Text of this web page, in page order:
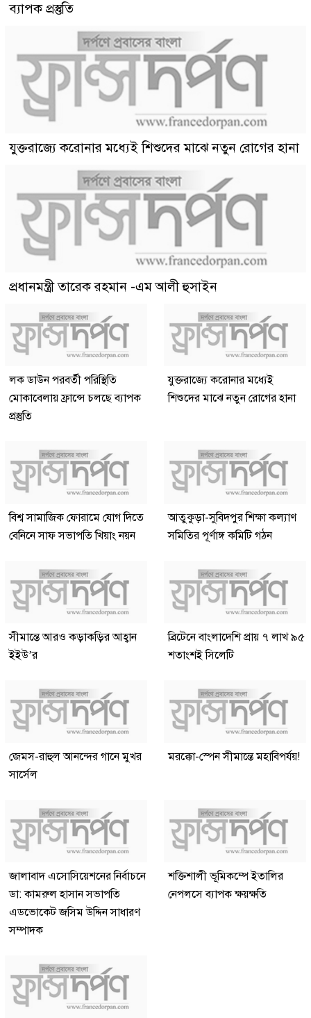
ব্যাপক প্রস্তুতি
যুক্তরাজ্যে করোনার মধ্যেই শিশুদের মাঝে নতুন রোগের হানা
প্রধানমন্ত্রী তারেক রহমান -এম আলী হুসাইন
লক ডাউন পরবর্তী পরিস্থিতি
মোকাবেলায় ফ্রান্সে চলছে ব্যাপক
প্রস্তুতি
যুক্তরাজ্যে করোনার মধ্যেই
শিশুদের মাঝে নতুন রোগের হানা
বিশ্ব সামাজিক ফোরামে যোগ দিতে
বেনিনে সাফ সভাপতি খিয়াং নয়ন
আতুকুড়া-সুবিদপুর শিক্ষা কল্যাণ
সমিতির পূর্ণাঙ্গ কমিটি গঠন
সীমান্তে আরও কড়াকড়ির আহ্বান
ইইউ’র
ব্রিটেনে বাংলাদেশি প্রায় ৭ লাখ ৯৫
শতাংশই সিলেটি
জেমস-রাহুল আনন্দের গানে মুখর
সার্সেল
মরক্কো-স্পেন সীমান্তে মহাবিপর্যয়!
জালাবাদ এসোসিয়েশনের নির্বাচনে
ডা: কামরুল হাসান সভাপতি
এডভোকেট জসিম উদ্দিন সাধারণ
সম্পাদক
শক্তিশালী ভূমিকম্পে ইতালির
নেপলসে ব্যাপক ক্ষয়ক্ষতি